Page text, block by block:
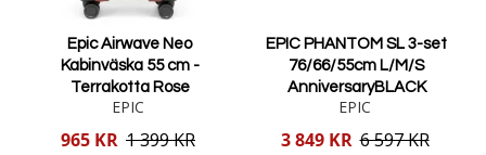
Epic Airwave Neo
Kabinväska 55 cm -
Terrakotta Rose
EPIC
Reducerat
965 KR 1 399 KR
EPIC PHANTOM SL 3-set
76/66/55cm L/M/S
AnniversaryBLACK
EPIC
Reducerat
3 849 KR 6 597 KR